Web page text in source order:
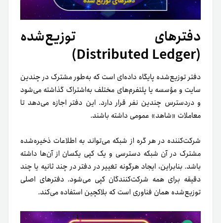
دفترهای توزیع‌شده
(Distributed Ledger)
دفتر توزیع‌شده پایگاه داده‌ای است که به‌طور مشترک در چندین
سایت و مؤسسه یا پلتفرم‌های مختلف به‌اشتراک گذاشته می‌شود
و دردسترس چندین نفر قرار دارد. این دفتر اجازه می‌دهد تا
معاملات «شاهد» عمومی داشته باشند.
شرکت‌کننده در هر گره از شبکه می‌تواند به اطلاعات ذخیره‌شده
مشترک در آن شبکه دسترسی و یک کپی یکسان از آن‌ها داشته
باشد. بنابراین، ایجاد هرگونه تغییر در دفتر در چند ثانیه یا چند
دقیقه برای همه شرکت‌کنندگان کپی می‌شود. دفترهای اصلی
توزیع‌شده همان فناوری است که بلاکچین استفاده می‌کند.